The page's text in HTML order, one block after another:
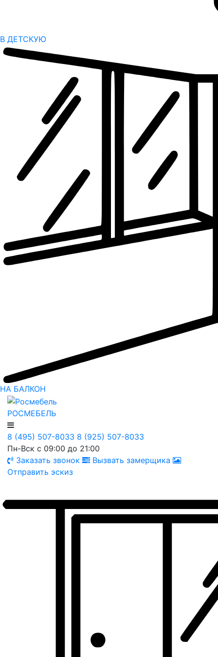
В ДЕТСКУЮ
НА БАЛКОН
РОСМЕБЕЛЬ
8 (495) 507-8033 8 (925) 507-8033
Пн-Вск с 09:00 до 21:00
Заказать звонок
Вызвать замерщика
Отправить эскиз